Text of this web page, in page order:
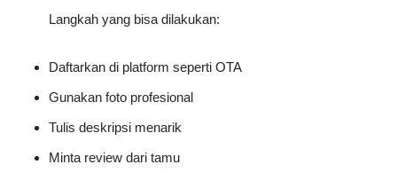
Langkah yang bisa dilakukan:
Daftarkan di platform seperti OTA
Gunakan foto profesional
Tulis deskripsi menarik
Minta review dari tamu